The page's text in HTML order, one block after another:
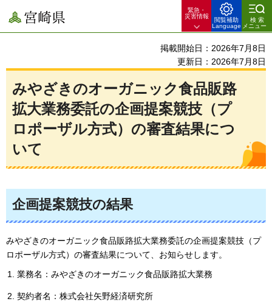
宮崎県
緊急・
災害情報
閲覧補助
Language
検索
メニュー
掲載開始日：2026年7月8日
更新日：2026年7月8日
みやざきのオーガニック食品販路
拡大業務委託の企画提案競技（プ
ロポーザル方式）の審査結果につ
いて
企画提案競技の結果
みやざきのオーガニック食品販路拡大業務委託の企画提案競技（プ
ロポーザル方式）の審査結果について、お知らせします。
業務名：みやざきのオーガニック食品販路拡大業務
契約者名：株式会社矢野経済研究所